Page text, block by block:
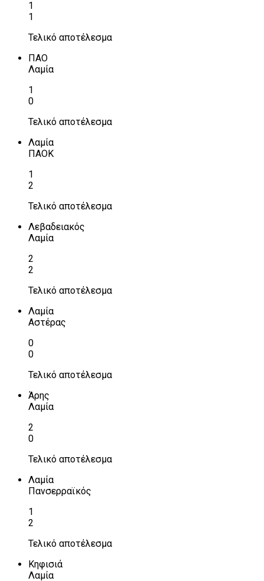
1
1
Τελικό αποτέλεσμα
ΠΑΟ
Λαμία
1
0
Τελικό αποτέλεσμα
Λαμία
ΠΑΟΚ
1
2
Τελικό αποτέλεσμα
Λεβαδειακός
Λαμία
2
2
Τελικό αποτέλεσμα
Λαμία
Αστέρας
0
0
Τελικό αποτέλεσμα
Άρης
Λαμία
2
0
Τελικό αποτέλεσμα
Λαμία
Πανσερραϊκός
1
2
Τελικό αποτέλεσμα
Κηφισιά
Λαμία